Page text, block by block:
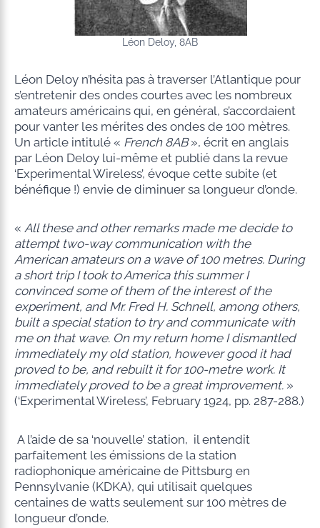
Léon Deloy, 8AB
Léon Deloy n’hésita pas à traverser l’Atlantique pour
s’entretenir des ondes courtes avec les nombreux
amateurs américains qui, en général, s’accordaient
pour vanter les mérites des ondes de 100 mètres.
Un article intitulé « French 8AB», écrit en anglais
par Léon Deloy lui-même et publié dans la revue
‘Experimental Wireless’, évoque cette subite (et
bénéfique !) envie de diminuer sa longueur d’onde.
« All these and other remarks made me decide to
attempt two-way communication with the
American amateurs on a wave of 100 metres. During
a short trip I took to America this summer I
convinced some of them of the interest of the
experiment, and Mr. Fred H. Schnell, among others,
built a special station to try and communicate with
me on that wave. On my return home I dismantled
immediately my old station, however good it had
proved to be, and rebuilt it for 100-metre work. It
immediately proved to be a great improvement.»
(‘Experimental Wireless’, February 1924, pp. 287-288.)
A l’aide de sa ‘nouvelle’ station, il entendit
parfaitement les émissions de la station
radiophonique américaine de Pittsburg en
Pennsylvanie (KDKA), qui utilisait quelques
centaines de watts seulement sur 100 mètres de
longueur d’onde.